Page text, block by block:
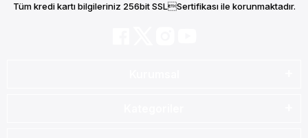
Tüm kredi kartı bilgileriniz 256bit SSLSertifikası ile korunmaktadır.